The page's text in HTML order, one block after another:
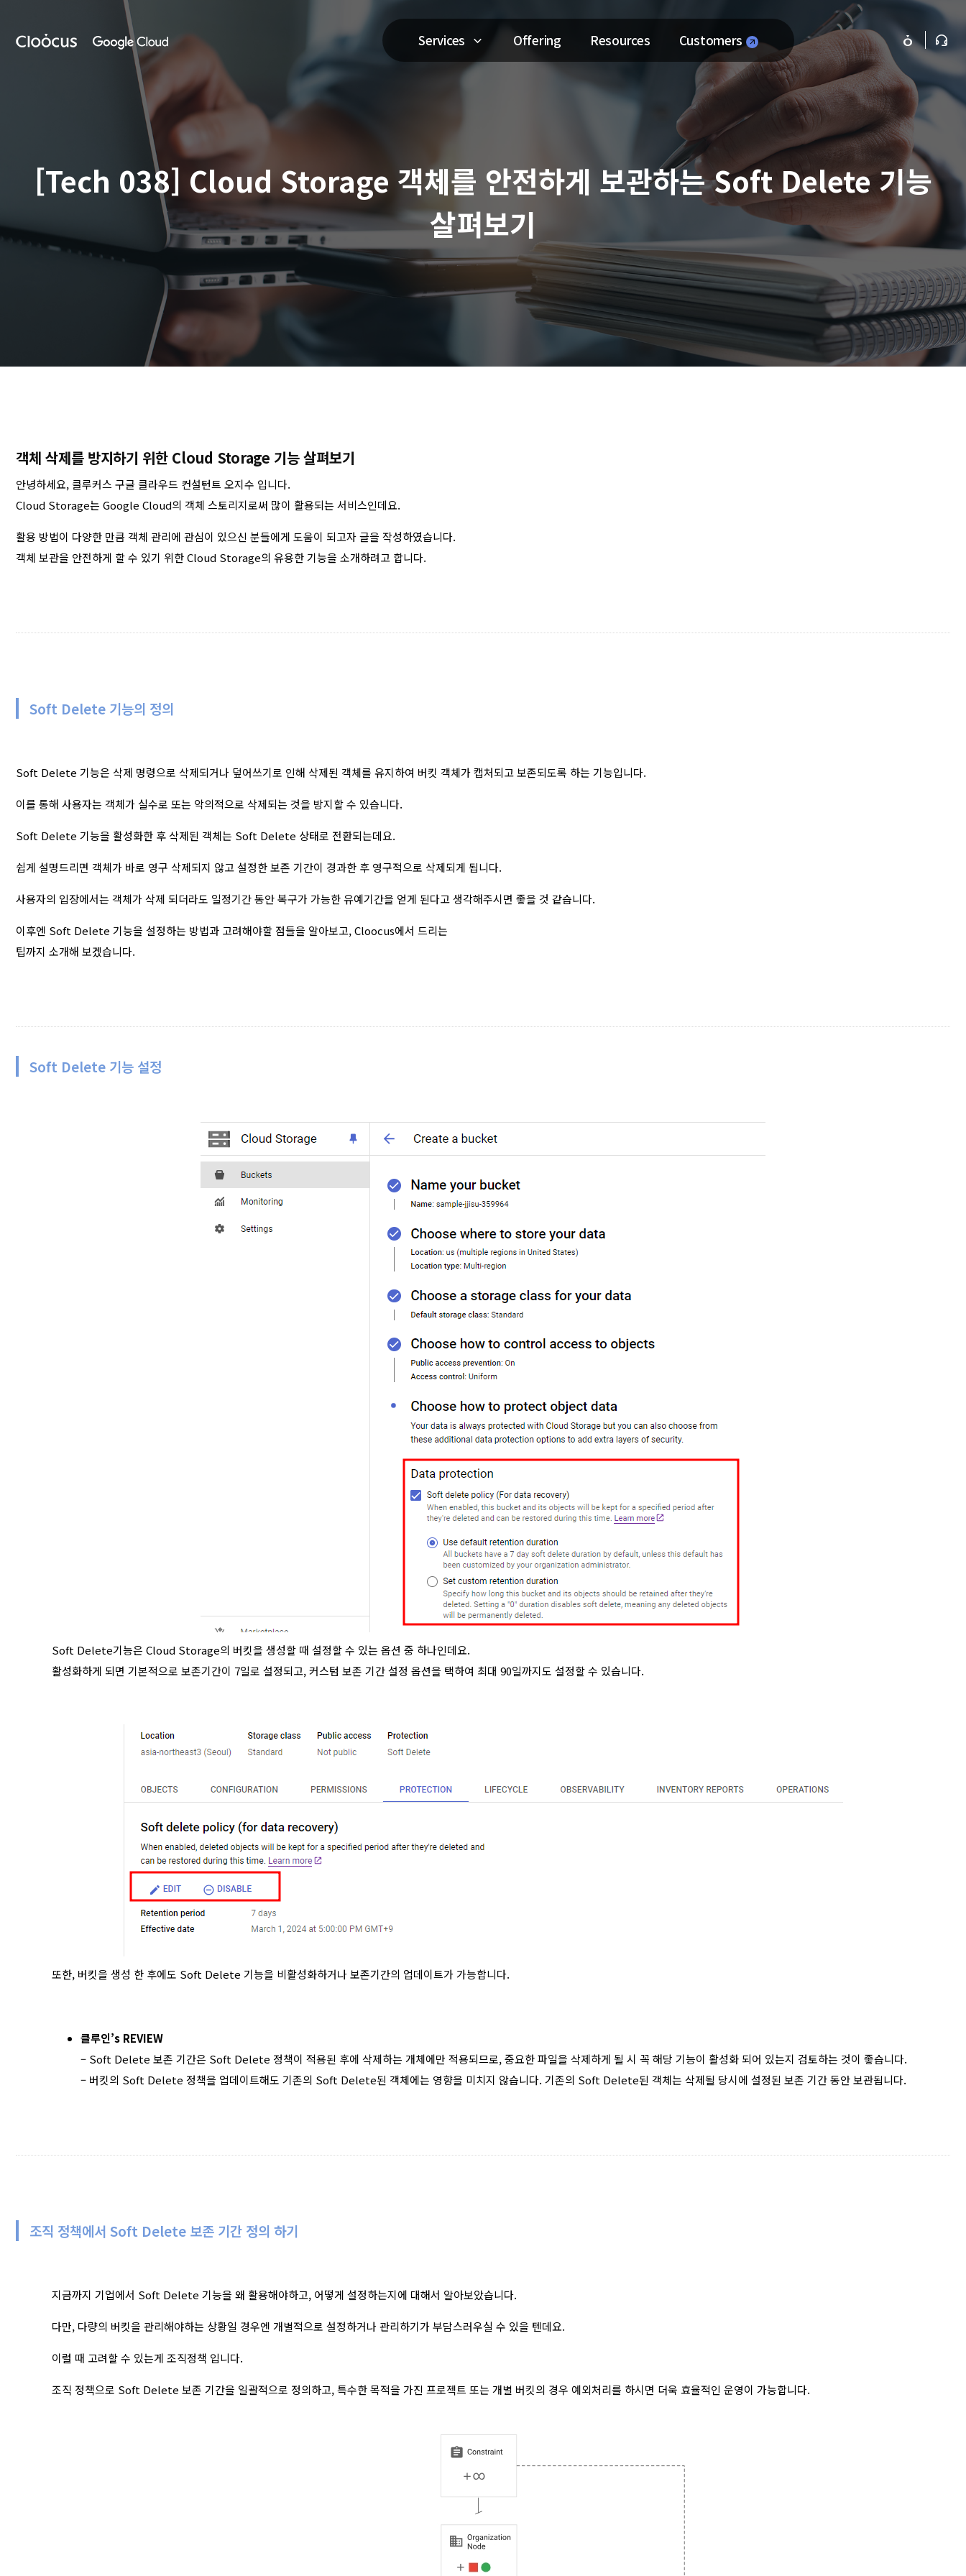
main
클
Services Offering Resources Customers
[Tech 038] Cloud Storage 객체를 안전하게 보관하는 Soft Delete 기능
살펴보기
객체 삭제를 방지하기 위한 Cloud Storage 기능 살펴보기
안녕하세요, 클루커스 구글 클라우드 컨설턴트 오지수 입니다.
Cloud Storage는 Google Cloud의 객체 스토리지로써 많이 활용되는 서비스인데요.
활용 방법이 다양한 만큼 객체 관리에 관심이 있으신 분들에게 도움이 되고자 글을 작성하였습니다.
객체 보관을 안전하게 할 수 있기 위한 Cloud Storage의 유용한 기능을 소개하려고 합니다.
Soft Delete 기능의 정의
Soft Delete 기능은 삭제 명령으로 삭제되거나 덮어쓰기로 인해 삭제된 객체를 유지하여 버킷 객체가 캡처되고 보존되도록 하는 기능입니다.
이를 통해 사용자는 객체가 실수로 또는 악의적으로 삭제되는 것을 방지할 수 있습니다.
Soft Delete 기능을 활성화한 후 삭제된 객체는 Soft Delete 상태로 전환되는데요.
쉽게 설명드리면 객체가 바로 영구 삭제되지 않고 설정한 보존 기간이 경과한 후 영구적으로 삭제되게 됩니다.
사용자의 입장에서는 객체가 삭제 되더라도 일정기간 동안 복구가 가능한 유예기간을 얻게 된다고 생각해주시면 좋을 것 같습니다.
이후엔 Soft Delete 기능을 설정하는 방법과 고려해야할 점들을 알아보고, Cloocus에서 드리는
팁까지 소개해 보겠습니다.
Soft Delete 기능 설정
Soft Delete기능은 Cloud Storage의 버킷을 생성할 때 설정할 수 있는 옵션 중 하나인데요.
활성화하게 되면 기본적으로 보존기간이 7일로 설정되고, 커스텀 보존 기간 설정 옵션을 택하여 최대 90일까지도 설정할 수 있습니다.
또한, 버킷을 생성 한 후에도 Soft Delete 기능을 비활성화하거나 보존기간의 업데이트가 가능합니다.
클루인’s REVIEW
– Soft Delete 보존 기간은 Soft Delete 정책이 적용된 후에 삭제하는 개체에만 적용되므로, 중요한 파일을 삭제하게 될 시 꼭 해당 기능이 활성화 되어 있는지 검토하는 것이 좋습니다.
– 버킷의 Soft Delete 정책을 업데이트해도 기존의 Soft Delete된 객체에는 영향을 미치지 않습니다. 기존의 Soft Delete된 객체는 삭제될 당시에 설정된 보존 기간 동안 보관됩니다.
조직 정책에서 Soft Delete 보존 기간 정의 하기
지금까지 기업에서 Soft Delete 기능을 왜 활용해야하고, 어떻게 설정하는지에 대해서 알아보았습니다.
다만, 다량의 버킷을 관리해야하는 상황일 경우엔 개별적으로 설정하거나 관리하기가 부담스러우실 수 있을 텐데요.
이럴 때 고려할 수 있는게 조직정책 입니다.
조직 정책으로 Soft Delete 보존 기간을 일괄적으로 정의하고, 특수한 목적을 가진 프로젝트 또는 개별 버킷의 경우 예외처리를 하시면 더욱 효율적인 운영이 가능합니다.